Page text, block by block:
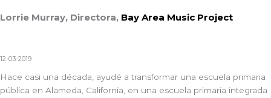
Lorrie Murray, Directora, Bay Area Music Project
12-03-2019
Hace casi una década, ayudé a transformar una escuela primaria
pública en Alameda, California, en una escuela primaria integrada